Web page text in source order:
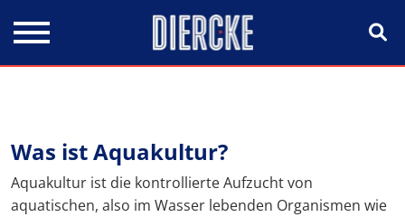
Was ist Aquakultur?
Aquakultur ist die kontrollierte Aufzucht von
aquatischen, also im Wasser lebenden Organismen wie